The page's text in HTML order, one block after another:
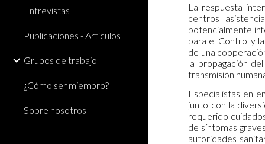
Entrevistas
Publicaciones - Artículos
Grupos de trabajo
¿Cómo ser miembro?
Sobre nosotros
La respuesta
centros
potencialmente
para el Control y
de una
la propagación
transmisión
Especialistas en
junto con la
requerido
de síntomas
autoridades